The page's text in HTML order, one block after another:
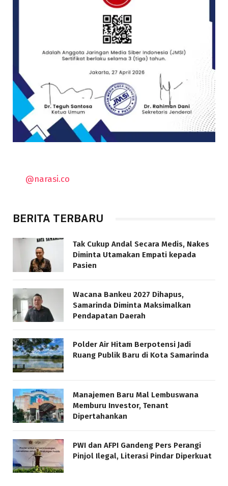
@narasi.co
BERITA TERBARU
Tak Cukup Andal Secara Medis, Nakes
Diminta Utamakan Empati kepada
Pasien
Wacana Bankeu 2027 Dihapus,
Samarinda Diminta Maksimalkan
Pendapatan Daerah
Polder Air Hitam Berpotensi Jadi
Ruang Publik Baru di Kota Samarinda
Manajemen Baru Mal Lembuswana
Memburu Investor, Tenant
Dipertahankan
PWI dan AFPI Gandeng Pers Perangi
Pinjol Ilegal, Literasi Pindar Diperkuat